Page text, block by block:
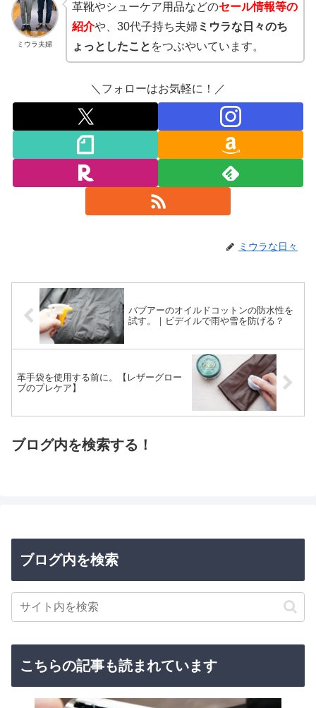
ミウラ夫婦
革靴やシューケア用品などのセール情報等の
紹介や、30代子持ち夫婦ミウラな日々のち
ょっとしたこと をつぶやいています。
＼フォローはお気軽に！／
ミウラな日々
バブアーのオイルドコットンの防水性を
試す。｜ビデイルで雨や雪を防げる？
革手袋を使用する前に。【レザーグロー
ブのプレケア】
ブログ内を検索する！
ブログ内を検索
こちらの記事も読まれています